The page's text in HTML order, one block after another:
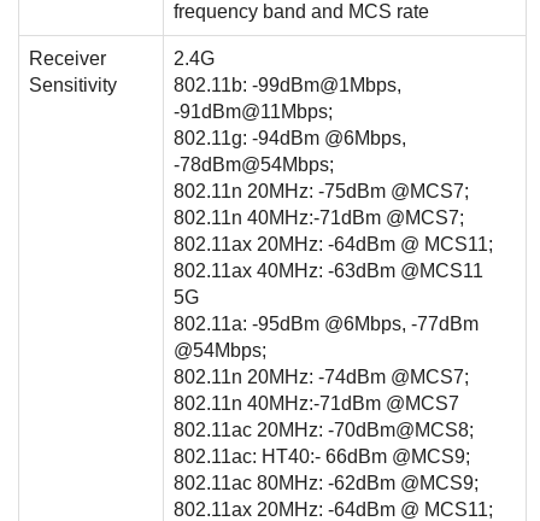
frequency band and MCS rate
Receiver
Sensitivity
2.4G
802.11b: -99dBm@1Mbps,
-91dBm@11Mbps;
802.11g: -94dBm @6Mbps,
-78dBm@54Mbps;
802.11n 20MHz: -75dBm @MCS7;
802.11n 40MHz:-71dBm @MCS7;
802.11ax 20MHz: -64dBm @ MCS11;
802.11ax 40MHz: -63dBm @MCS11
5G
802.11a: -95dBm @6Mbps, -77dBm
@54Mbps;
802.11n 20MHz: -74dBm @MCS7;
802.11n 40MHz:-71dBm @MCS7
802.11ac 20MHz: -70dBm@MCS8;
802.11ac: HT40:- 66dBm @MCS9;
802.11ac 80MHz: -62dBm @MCS9;
802.11ax 20MHz: -64dBm @ MCS11;